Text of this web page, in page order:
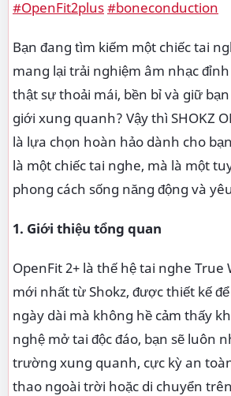
#OpenFit2plus#boneconduction
Bạn đang tìm kiếm một chiếc tai
mang lại trải nghiệm âm nhạc
thật sự thoải mái, bền bỉ và giữ
giới xung quanh? Vậy thì SHOKZ
là lựa chọn hoàn hảo dành cho
là một chiếc tai nghe, mà là một
phong cách sống năng động và
1. Giới thiệu tổng quan
OpenFit 2+ là thế hệ tai nghe True
mới nhất từ Shokz, được thiết kế
ngày dài mà không hề cảm thấy
nghệ mở tai độc đáo, bạn sẽ luôn
trường xung quanh, cực kỳ an
thao ngoài trời hoặc di chuyển